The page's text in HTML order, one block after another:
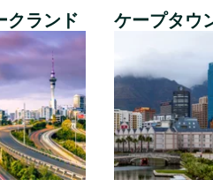
クランド ケープタウ